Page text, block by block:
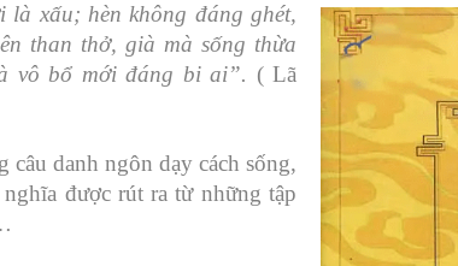
là xấu; hèn không đáng ghét,
than thở, già mà sống thừa
vô bổ mới đáng bi ai”. ( Lã
danh ngôn dạy cách sống,
được rút ra từ những tập